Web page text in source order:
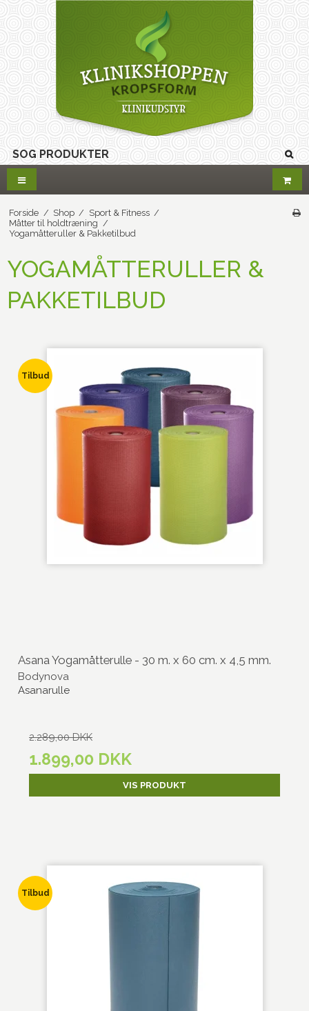
Forside / Shop / Sport & Fitness /
Måtter til holdtræning /
Yogamåtteruller & Pakketilbud
YOGAMÅTTERULLER &
PAKKETILBUD
Tilbud
Asana Yogamåtterulle - 30 m. x 60 cm. x 4,5 mm.
Bodynova
Asanarulle
2.289,00 DKK
1.899,00 DKK
VIS PRODUKT
Tilbud